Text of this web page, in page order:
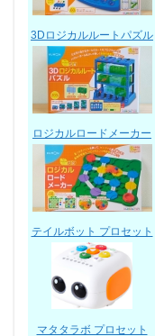
3Dロジカルルートパズル
ロジカルロードメーカー
テイルボット プロセット
マタタラボ プロセット